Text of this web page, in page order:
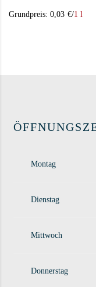
Grundpreis: 0,03 €/1 l
Montag
Dienstag
Mittwoch
Donnerstag